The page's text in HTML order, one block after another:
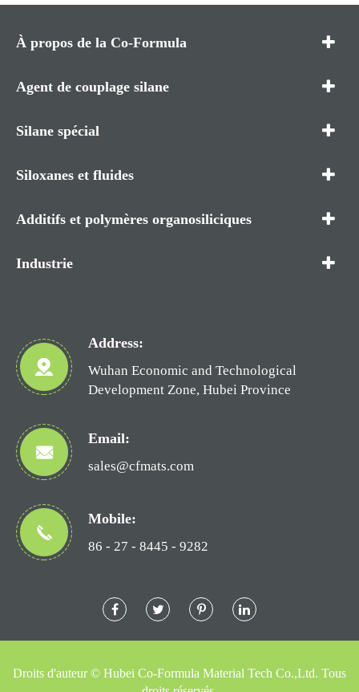
À propos de la Co-Formula
Agent de couplage silane
Silane spécial
Siloxanes et fluides
Additifs et polymères organosiliciques
Industrie
Address:
Wuhan Economic and Technological
Development Zone, Hubei Province
Email:
sales@cfmats.com
Mobile:
86 - 27 - 8445 - 9282
Droits d'auteur © Hubei Co-Formula Material Tech Co.,Ltd. Tous